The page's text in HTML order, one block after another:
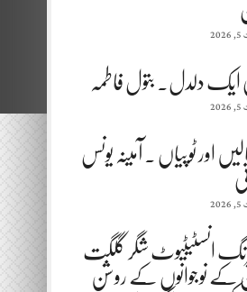
ایک دلدل. بتول فاطمہ
اور ٹوپیاں . آمینہ یونس
انسٹیٹیوٹ شگر گلگت
کے نوجوانوں کے روشن